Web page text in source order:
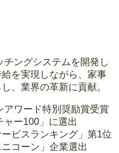
ングシステムを開発し
を実現しながら、家事
、業界の革新に貢献。
ワード特別奨励賞受賞
ー100」に選出
ビスランキング」第1位
コーン」企業選出